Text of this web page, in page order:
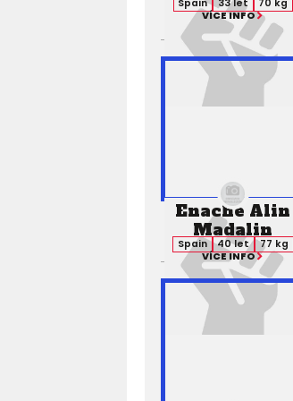
Spain 33 let
70 kg
VÍCE INFO
Enache Alin
Madalin
Spain 40 let
77 kg
VÍCE INFO